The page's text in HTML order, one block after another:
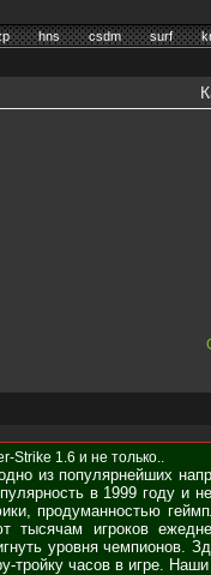
hns csdm surf
Strike 1.6 и не только..
из популярнейших
в 1999 году и
продуманностью
тысячам игроков
уровня чемпионов.
тройку часов в игре.